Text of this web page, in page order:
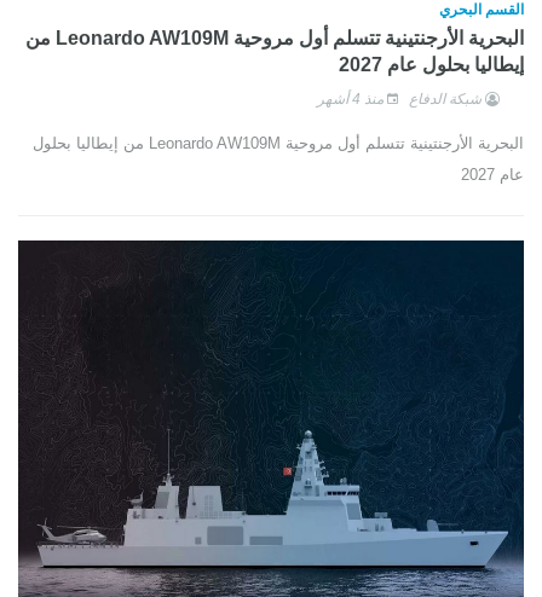
القسم البحري
البحرية الأرجنتينية تتسلم أول مروحية Leonardo AW109M من
إيطاليا بحلول عام 2027
شبكة الدفاع منذ 4 أشهر
البحرية الأرجنتينية تتسلم أول مروحية Leonardo AW109M من إيطاليا بحلول
عام 2027